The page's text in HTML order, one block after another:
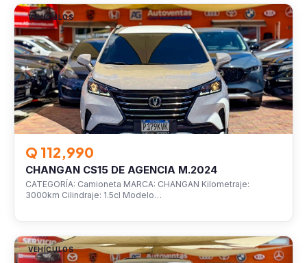
VEHÍCULOS
Q 112,990
CHANGAN CS15 DE AGENCIA M.2024
CATEGORÍA: Camioneta MARCA: CHANGAN Kilometraje:
3000km Cilindraje: 1.5cl Modelo…
VEHÍCULOS